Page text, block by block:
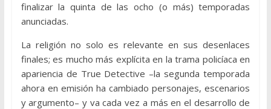
finalizar la quinta de las ocho (o más) temporadas
anunciadas.
La religión no solo es relevante en sus desenlaces
finales; es mucho más explícita en la trama policíaca en
apariencia de True Detective –la segunda temporada
ahora en emisión ha cambiado personajes, escenarios
y argumento– y va cada vez a más en el desarrollo de